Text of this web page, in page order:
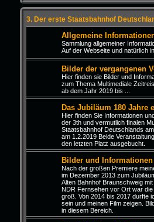
3. Der erste Staatsbahnhof
Allgemeine
Sammlung allgemeiner
Auf der Webseite und natürlich
Bilder der vergangenen
Hier finden sie Bilder und
zum Thema Multimediale
ab dem Jahr 2019 bis ...
Das Jubiläum 180 Jahre
Hier finden Sie Informationen
der 3th und vermutlich finalen
Staatsbahnhof Deutschlands
am 1.2.2019 Beide
den letzten Platz ausgebucht.
Bilder und
Nach der großen Premiere
im Dezember 2013 zum
Alten Bahnhof Braunschweig
NDR Fernsehen vor Ort war
groß. Von 2014 bis 2017 durfte
sein und meinen Film zeigen.
in diesem Bereich.